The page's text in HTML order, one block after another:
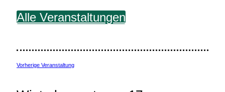
Alle Veranstaltungen
Vorherige Veranstaltung